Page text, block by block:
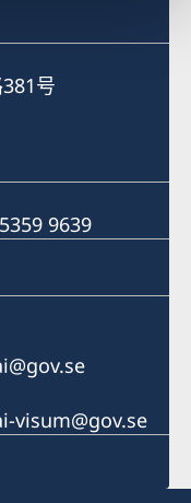
号
9639
visum@gov.se